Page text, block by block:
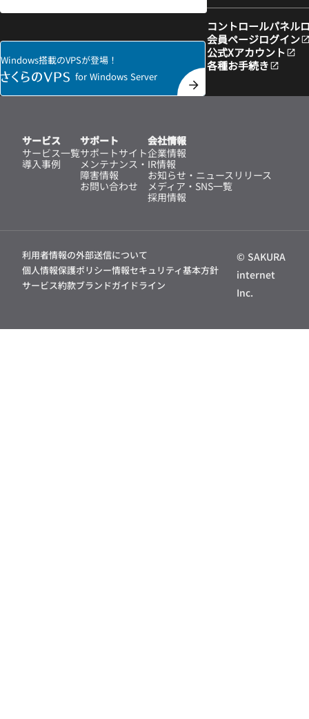
Windows搭載のVPSが登場！
for Windows Server
コントロールパネル
会員ページログイン
公式Xアカウント
各種お手続き
サービス
サービス一覧
導入事例
サポート
サポートサイト
メンテナンス・
障害情報
お問い合わせ
会社情報
企業情報
IR情報
お知らせ・ニュースリリース
メディア・SNS一覧
採用情報
利用者情報の外部送信について
個人情報保護ポリシー情報セキュリティ基本方針
サービス約款ブランドガイドライン
© SAKURA
internet
Inc.